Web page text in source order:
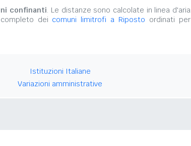
confinanti. Le distanze sono calcolate in linea d'aria
dei comuni limitrofi a Riposto ordinati per
Istituzioni Italiane
Variazioni amministrative